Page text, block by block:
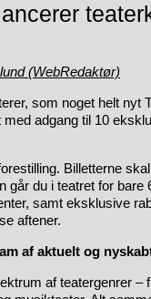
(WebRedaktør)
som noget helt nyt
adgang til 10
Billetterne
går du i teatret for bare
samt eksklusive
aftener.
af aktuelt og
af teatergenrer –